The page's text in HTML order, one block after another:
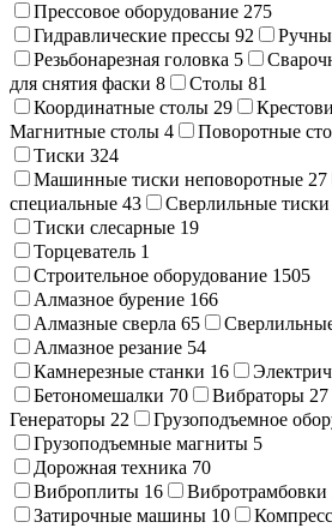
Прессовое оборудование 275
Гидравлические прессы 92
Резьбонарезная головка 5
для снятия фаски 8 Столы 81
Координатные столы 29
Магнитные столы 4 Поворотные
Тиски 324
Машинные тиски неповоротные 27
специальные 43 Сверлильные тиски
Тиски слесарные 19
Торцеватель 1
Строительное оборудование 1505
Алмазное бурение 166
Алмазные сверла 65
Алмазное резание 54
Камнерезные станки 16
Бетономешалки 70 Вибраторы 27
Генераторы 22 Грузоподъемное
Грузоподъемные магниты 5
Дорожная техника 70
Виброплиты 16 Вибротрамбовки
Затирочные машины 10